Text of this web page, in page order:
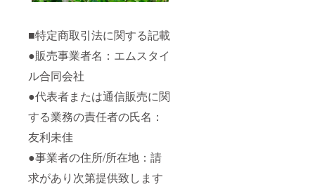
■特定商取引法に関する記載
●販売事業者名：エムスタイ
ル合同会社
●代表者または通信販売に関
する業務の責任者の氏名：
友利未佳
●事業者の住所/所在地：請
求があり次第提供致します